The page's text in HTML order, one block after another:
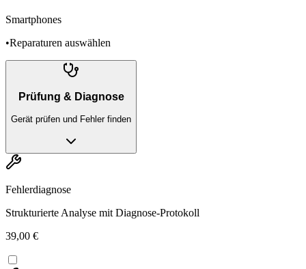
Smartphones
•Reparaturen auswählen
Prüfung & Diagnose
Gerät prüfen und Fehler finden
Fehlerdiagnose
Strukturierte Analyse mit Diagnose-Protokoll
39,00 €